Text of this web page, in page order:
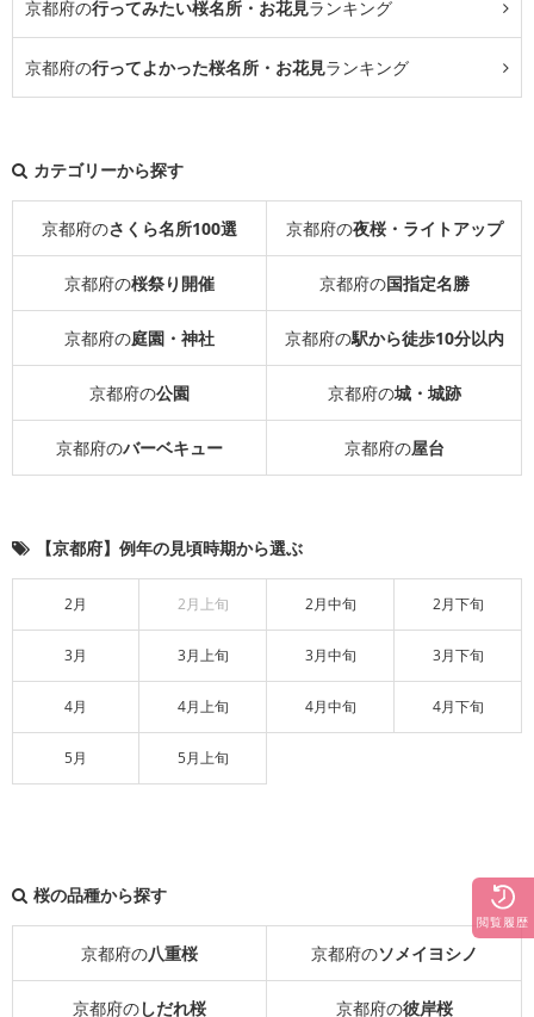
京都府の行ってみたい桜名所・お花見ランキング
京都府の行ってよかった桜名所・お花見ランキング
カテゴリーから探す
京都府のさくら名所100選 京都府の夜桜・ライトアップ
京都府の桜祭り開催 京都府の国指定名勝
京都府の庭園・神社 京都府の駅から徒歩10分以内
京都府の公園 京都府の城・城跡
京都府のバーベキュー 京都府の屋台
【京都府】例年の見頃時期から選ぶ
2月 2月上旬 2月中旬 2月下旬
3月 3月上旬 3月中旬 3月下旬
4月 4月上旬 4月中旬 4月下旬
5月 5月上旬
桜の品種から探す
京都府の八重桜 京都府のソメイヨシノ
京都府のしだれ桜 京都府の彼岸桜
閲覧履歴